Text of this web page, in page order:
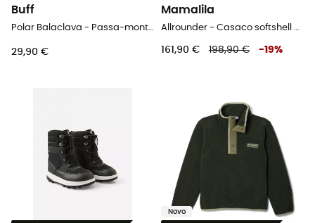
Buff
Polar Balaclava - Passa-montanha criança
29,90 €
Mamalila
Allrounder - Casaco softshell mulher
161,90 € 198,90 € -19%
Novo